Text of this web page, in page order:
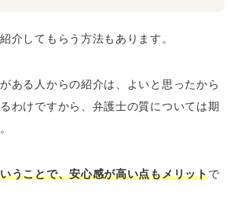
介してもらう方法もあります。
ある人からの紹介は、よいと思ったから
わけですから、弁護士の質については期
うことで、安心感が高い点もメリットで